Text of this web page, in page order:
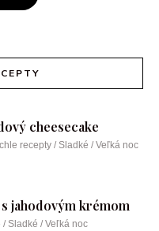
cheesecake
recepty / Sladké / Veľká noc
jahodovým krémom
/ Sladké / Veľká noc